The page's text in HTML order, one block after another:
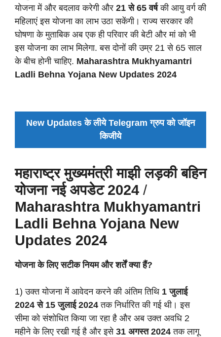
योजना में और बदलाव करेगी और 21 से 65 वर्षकी आयु वर्ग की
महिलाएं इस योजना का लाभ उठा सकेंगी। राज्य सरकार की
घोषणा के मुताबिक अब एक ही परिवार की बेटी और मां को भी
इस योजना का लाभ मिलेगा. बस दोनों की उम्र 21 से 65 साल
के बीच होनी चाहिए. Maharashtra Mukhyamantri
Ladli Behna Yojana New Updates 2024
New Updates के लीये Telegram ग्रुप को जॉइन
किजीये
महाराष्ट्रमुख्यमंत्री माझी लड़की बहिन
योजनानई अपडेट 2024 /
Maharashtra Mukhyamantri
Ladli Behna Yojana New
Updates 2024
योजना के लिए सटीक नियम और शर्तें क्या हैं?
1) उक्त योजना में आवेदन करने की अंतिम तिथि 1 जुलाई
2024 से 15 जुलाई 2024 तक निर्धारित की गई थी। इस
सीमा को संशोधित किया जा रहा है और अब उक्त अवधि 2
महीने के लिए रखी गई है और इसे 31 अगस्त 2024 तक लागू